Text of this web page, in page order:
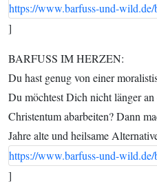
https://www.barfuss-und-wild.de/
]
BARFUSS IM HERZEN:
Du hast genug von einer
Du möchtest Dich nicht länger an
Christentum abarbeiten? Dann
Jahre alte und heilsame
https://www.barfuss-und-wild.de/
]